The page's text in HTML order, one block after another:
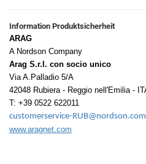
Information Produktsicherheit
ARAG
A Nordson Company
Arag S.r.l. con socio unico
Via A.Palladio 5/A
42048 Rubiera - Reggio nell'Emilia -
T: +39 0522 622011
customerservice-RUB@nordson.com
www.aragnet.com